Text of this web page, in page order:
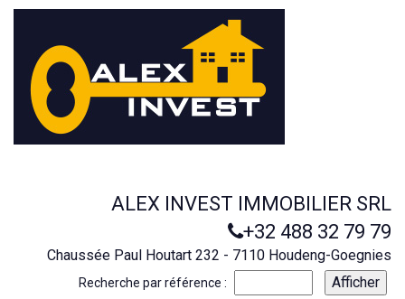
ALEX INVEST IMMOBILIER SRL
+32 488 32 79 79
Chaussée Paul Houtart 232 - 7110 Houdeng-Goegnies
Recherche par référence :